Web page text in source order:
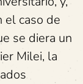
el caso de
se diera un
Milei, la